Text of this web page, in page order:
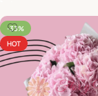
-33%
HOT